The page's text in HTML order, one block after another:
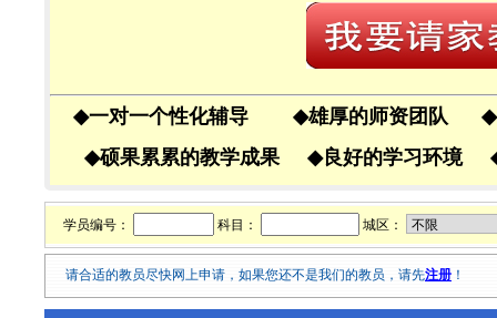
◆一对一个性化辅导 ◆雄厚的师资团队 ◆
◆硕果累累的教学成果 ◆良好的学习环境
学员编号： 科目： 城区：
请合适的教员尽快网上申请，如果您还不是我们的教员，请先注册 ！